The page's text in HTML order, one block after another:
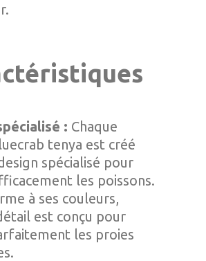
: Chaque
tenya est créé
spécialisé pour
les poissons.
à ses couleurs,
est conçu pour
les proies